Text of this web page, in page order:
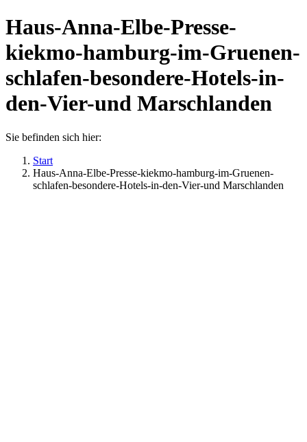
Haus-Anna-Elbe-Presse-
kiekmo-hamburg-im-Gruenen-
schlafen-besondere-Hotels-in-
den-Vier-und Marschlanden
Sie befinden sich hier:
Start
Haus-Anna-Elbe-Presse-kiekmo-hamburg-im-Gruenen-
schlafen-besondere-Hotels-in-den-Vier-und Marschlanden